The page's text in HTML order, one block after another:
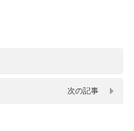
次の記事